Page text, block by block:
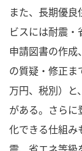
また、長期優
ビスには耐震
申請図書の作成
の質疑・修正ま
万円、税別）と
がある。さらに
化できる仕組み